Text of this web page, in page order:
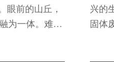
眼前的山丘，
为一体。难以
兴的
固体